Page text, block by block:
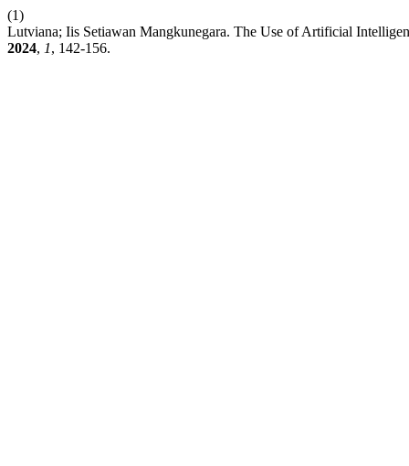
(1)
Lutviana; Iis Setiawan Mangkunegara. The Use of Artificial
2024, 1, 142-156.